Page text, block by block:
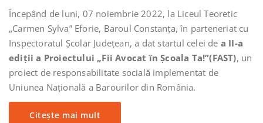
Începând de luni, 07 noiembrie 2022, la Liceul Teoretic
„Carmen Sylva” Eforie, Baroul Constanța, în parteneriat cu
Inspectoratul Școlar Județean, a dat startul celei de a II-a
ediții a Proiectului „Fii Avocat în Școala Ta!”(FAST), un
proiect de responsabilitate socială implementat de
Uniunea Națională a Barourilor din România.
Citește mai mult